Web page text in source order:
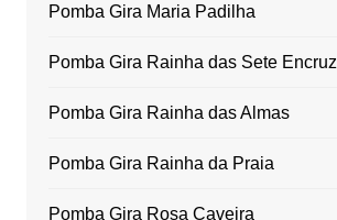
Pomba Gira Maria Padilha
Pomba Gira Rainha das Sete
Pomba Gira Rainha das Almas
Pomba Gira Rainha da Praia
Pomba Gira Rosa Caveira